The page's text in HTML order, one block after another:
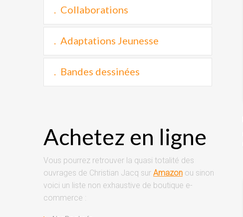
Collaborations
Adaptations Jeunesse
Bandes dessinées
Achetez en ligne
Vous pourrez retrouver la quasi totalité des
ouvrages de Christian Jacq sur Amazon ou sinon
voici un liste non exhaustive de boutique e-
commerce :